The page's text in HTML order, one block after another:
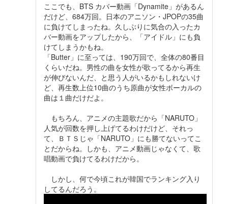
ここでも、BTS カバー動画「Dynamite」があるん
だけど、684万回。日本のアニソン・JPOPの35曲
に負けてしまったね。久しぶりに気合の入ったカ
バー動画をアップしたから、「アイドル」にも負
けてしまうかもね。
「Butter」に至っては、190万回で、全体の80番目
くらいだね。男性の曲を女性が歌ってるから再生
が伸びないんだ、と思う人がいるかもしれないけ
ど、再生数上位10曲のうち原曲が女性ボーカルの
曲は１曲だけだよ。
もちろん、アニメの主題歌だから「NARUTO」
人気が回数を押し上げてるわけだけど、それっ
て、ＢＴＳじゃ「NARUTO」にも勝てないってこ
とだからね。しかも、アニメ動画じゃなくて、歌
唱動画で負けてるわけだから。
しかし、何で今頃これが韓国でランキング入り
してるんだろう。